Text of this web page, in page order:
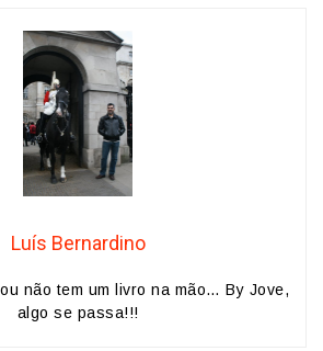
Luís Bernardino
não tem um livro na mão… By Jove,
algo se passa!!!